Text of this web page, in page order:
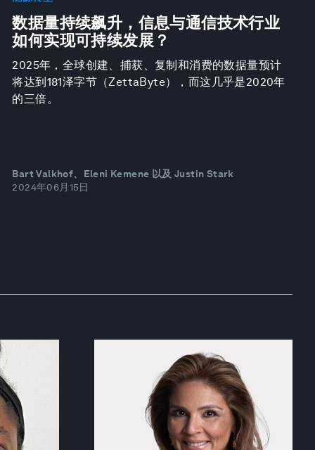
数据量持续飙升，信息与通信技术行业
如何实现可持续发展？
2025年，全球创建、捕获、复制和消费的数据量预计
将达到181泽字节（ZettaByte），而这几乎是2020年
的三倍。
Bart Valkhof、Eleni Kemene 以及 Justin Stark
2024年06月15日